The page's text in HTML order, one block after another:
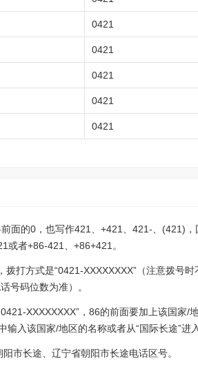
0421
0421
0421
0421
0421
面的0，也写作421、+421、421-、(421)，
者+86-421、+86+421。
打方式是“0421-XXXXXXXX”（注意拨号
号码位数为准）。
XXXXXXXX”，86的前面要加上该国家/
入该国家/地区的名称或者从“国际长途”进
市长途、辽宁省朝阳市长途电话区号。